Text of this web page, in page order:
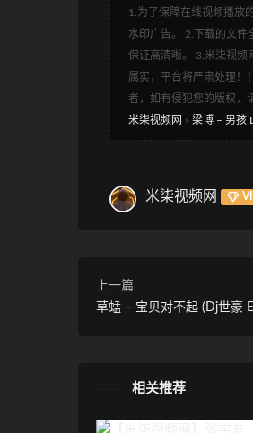
1.为了保障在线视频播放
水印广告。 2.下载的文件
保证高清晰。 3.米柒视频
属实，平台将严肃处理！
者，如有侵犯您的版权，
米柒视频网 » 梁博 – 男孩
米柒视频网
上一篇
草蜢 – 宝贝对不起 (Dj世豪
相关推荐